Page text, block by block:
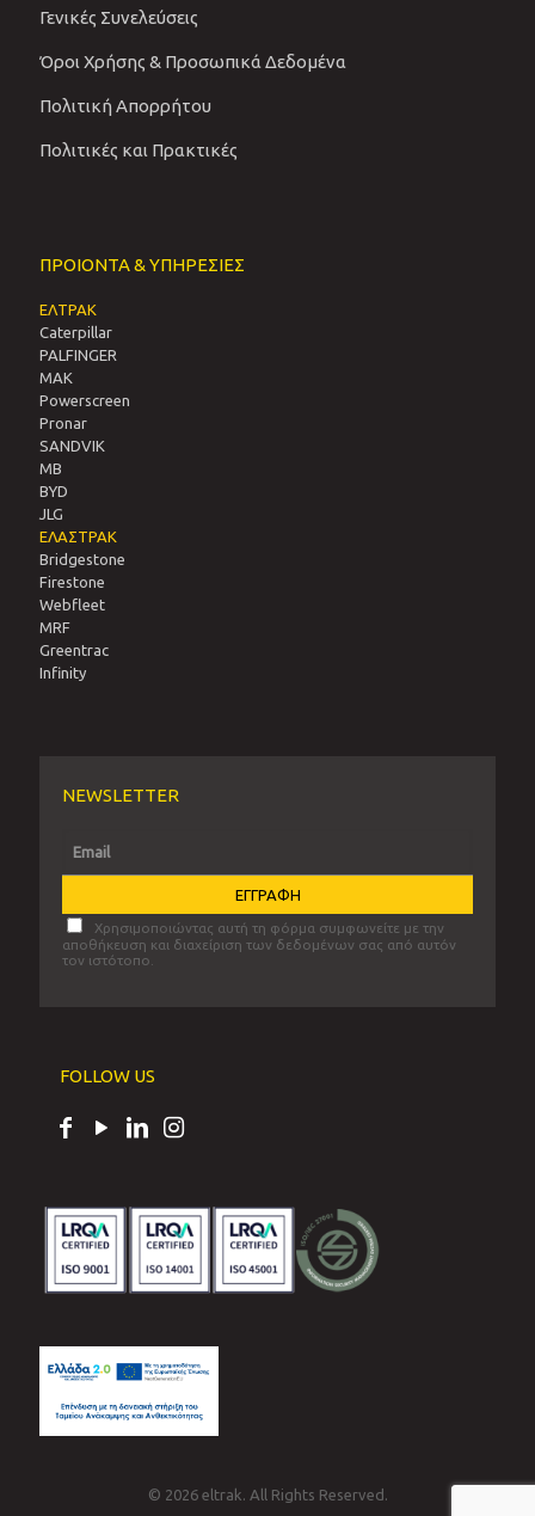
Γενικές Συνελεύσεις
Όροι Χρήσης & Προσωπικά Δεδομένα
Πολιτική Απορρήτου
Πολιτικές και Πρακτικές
ΠΡΟΙΟΝΤΑ & ΥΠΗΡΕΣΙΕΣ
ΕΛΤΡΑΚ
Caterpillar
PALFINGER
MAK
Powerscreen
Pronar
SANDVIΚ
MB
BYD
JLG
ΕΛΑΣΤΡΑΚ
Bridgestone
Firestone
Webfleet
MRF
Greentrac
Infinity
NEWSLETTER
Χρησιμοποιώντας αυτή τη φόρμα συμφωνείτε με την
αποθήκευση και διαχείριση των δεδομένων σας από αυτόν
τον ιστότοπο.
FOLLOW US
© 2026 eltrak. All Rights Reserved.